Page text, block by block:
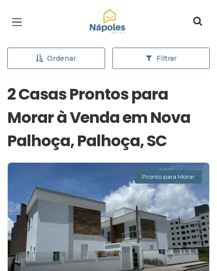
Página inicial
Ordenar Filtrar
2 Casas Prontos para
Morar à Venda em Nova
Palhoça, Palhoça, SC
Pronto para Morar